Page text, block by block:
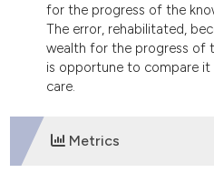
for the progress of the
The error, rehabilitated,
wealth for the progress of
is opportune to compare
care.
Metrics